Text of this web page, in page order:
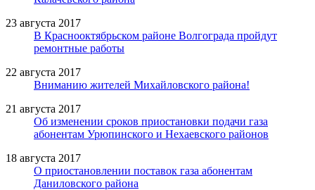
23 августа 2017
В Краснооктябрьском районе Волгограда пройдут
ремонтные работы
22 августа 2017
Вниманию жителей Михайловского района!
21 августа 2017
Об изменении сроков приостановки подачи газа
абонентам Урюпинского и Нехаевского районов
18 августа 2017
О приостановлении поставок газа абонентам
Даниловского района